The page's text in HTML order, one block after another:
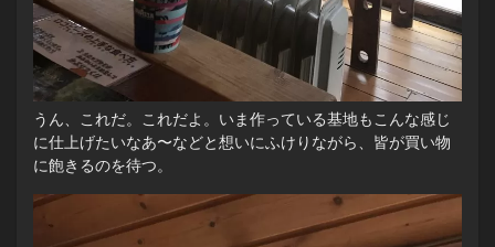
うん、これだ。これだよ。いま作っている基地もこんな感じ
に仕上げたいなあ〜などと想いにふけりながら、皆が買い物
に飽きるのを待つ。